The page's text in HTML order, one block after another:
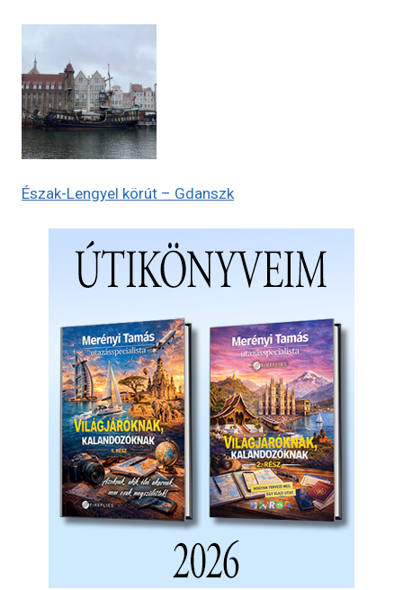
Észak-Lengyel körút – Gdanszk